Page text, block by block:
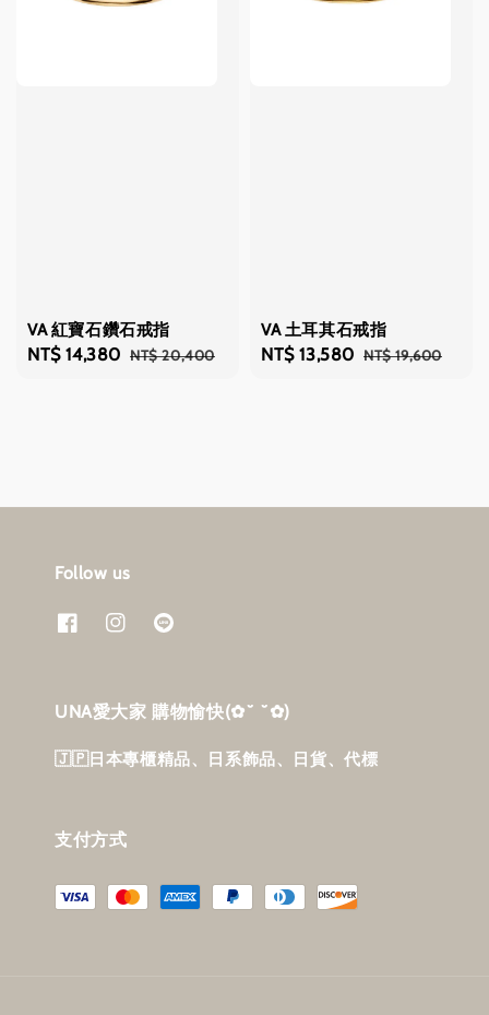
VA 紅寶石鑽石戒指
Sale
NT$ 14,380 Regular
NT$ 20,400
VA 土耳其石戒指
Sale
NT$ 13,580 Regular
NT$ 19,600
Follow us
UNA愛大家 購物愉快‎(✿˘ ˘✿)
🇯🇵日本專櫃精品、日系飾品、日貨、代標
支付方式